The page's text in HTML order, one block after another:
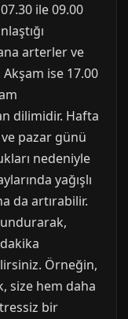
ile 09.00
arterler ve
ise 17.00
dilimidir. Hafta
pazar günü
nedeniyle
yağışlı
da artırabilir.
Örneğin,
size hem daha
bir